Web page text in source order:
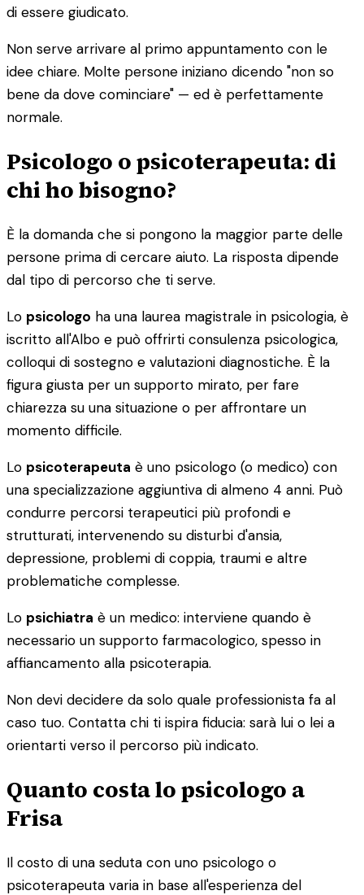
di essere giudicato.
Non serve arrivare al primo appuntamento con le
idee chiare. Molte persone iniziano dicendo "non so
bene da dove cominciare" — ed è perfettamente
normale.
Psicologo o psicoterapeuta: di
chi ho bisogno?
È la domanda che si pongono la maggior parte delle
persone prima di cercare aiuto. La risposta dipende
dal tipo di percorso che ti serve.
Lo psicologo ha una laurea magistrale in psicologia, è
iscritto all'Albo e può offrirti consulenza psicologica,
colloqui di sostegno e valutazioni diagnostiche. È la
figura giusta per un supporto mirato, per fare
chiarezza su una situazione o per affrontare un
momento difficile.
Lo psicoterapeuta è uno psicologo (o medico) con
una specializzazione aggiuntiva di almeno 4 anni. Può
condurre percorsi terapeutici più profondi e
strutturati, intervenendo su disturbi d'ansia,
depressione, problemi di coppia, traumi e altre
problematiche complesse.
Lo psichiatra è un medico: interviene quando è
necessario un supporto farmacologico, spesso in
affiancamento alla psicoterapia.
Non devi decidere da solo quale professionista fa al
caso tuo. Contatta chi ti ispira fiducia: sarà lui o lei a
orientarti verso il percorso più indicato.
Quanto costa lo psicologo a
Frisa
Il costo di una seduta con uno psicologo o
psicoterapeuta varia in base all'esperienza del